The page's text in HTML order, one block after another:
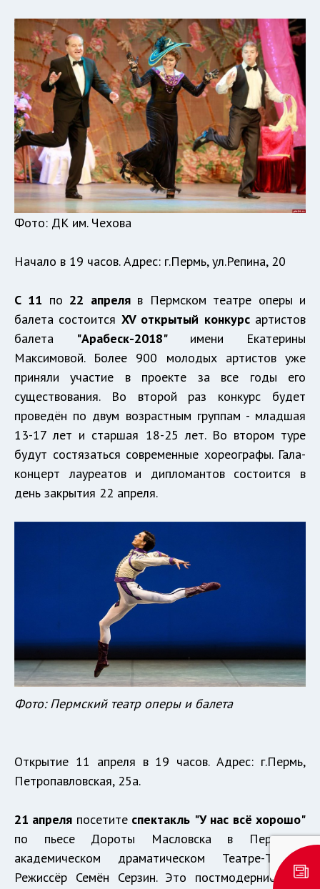
Фото: ДК им. Чехова
Начало в 19 часов. Адрес: г.Пермь, ул.Репина, 20
С 11 по 22 апреляв Пермском театре оперы и
балета состоится XV открытый конкурсартистов
балета
"Арабеск-2018"имени Екатерины
Максимовой. Более 900 молодых артистов уже
приняли участие в проекте за все годы его
существования. Во второй раз конкурс будет
проведён по двум возрастным группам - младшая
13-17 лет и старшая 18-25 лет. Во втором туре
будут состязаться современные хореографы. Гала-
концерт лауреатов и дипломантов состоится в
день закрытия 22 апреля.
Фото: Пермский театр оперы и балета
Открытие 11 апреля в 19 часов. Адрес: г.Пермь,
Петропавловская, 25а.
21 апреля посетите спектакль "У нас всё хорошо"
по пьесе Дороты Масловска в Пермском
академическом драматическом Театре-Театре.
Режиссёр Семён Серзин. Это постмодернистский